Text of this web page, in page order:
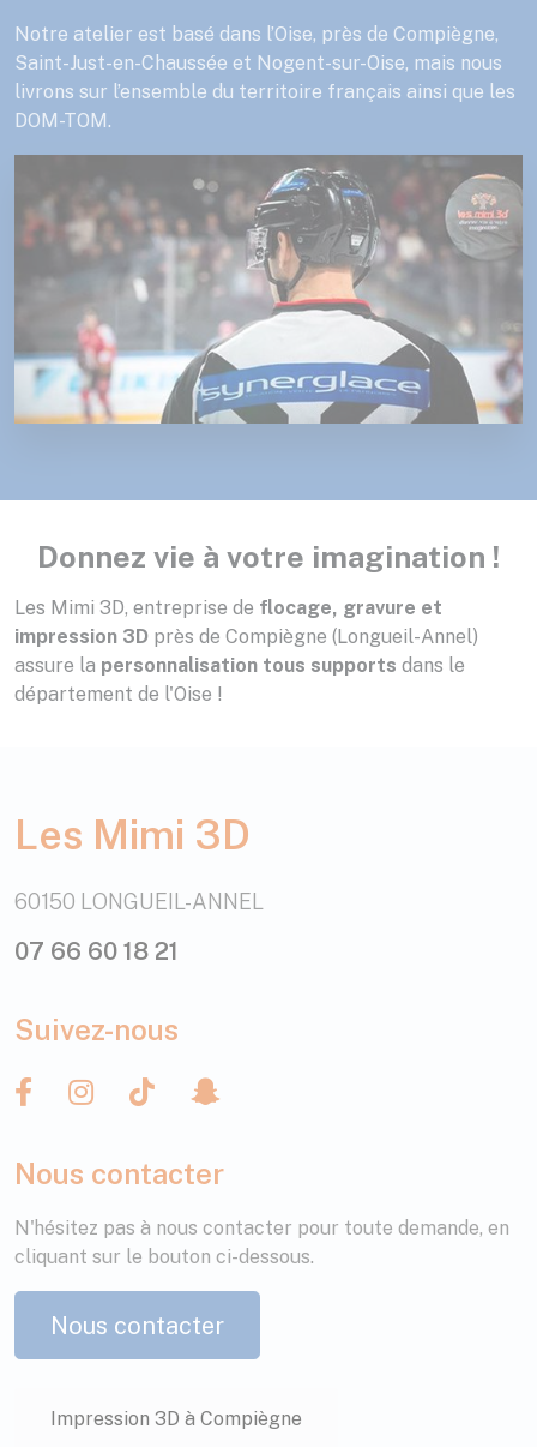
Notre atelier est basé dans l’Oise, près de Compiègne,
Saint-Just-en-Chaussée et Nogent-sur-Oise, mais nous
livrons sur l’ensemble du territoire français ainsi que les
DOM-TOM.
Donnez vie à votre imagination !
Les Mimi 3D, entreprise de flocage, gravure et
impression 3D près de Compiègne (Longueil-Annel)
assure la personnalisation tous supports dans le
département de l'Oise !
Les Mimi 3D
60150 LONGUEIL-ANNEL
07 66 60 18 21
Suivez-nous
Nous contacter
N'hésitez pas à nous contacter pour toute demande, en
cliquant sur le bouton ci-dessous.
Nous contacter
Impression 3D à Compiègne